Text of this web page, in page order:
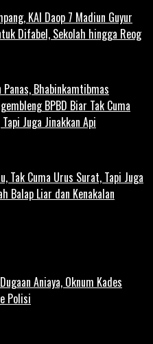
KAI Daop 7 Madiun Guyur
Difabel, Sekolah hingga Reog
Bhabinkamtibmas
BPBD Biar Tak Cuma
Juga Jinakkan Api
Tak Cuma Urus Surat, Tapi Juga
Balap Liar dan Kenakalan
Aniaya, Oknum Kades
Polisi